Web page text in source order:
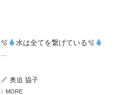
🫧
水は全てを繋げている🫧
奥迫 協子
MORE